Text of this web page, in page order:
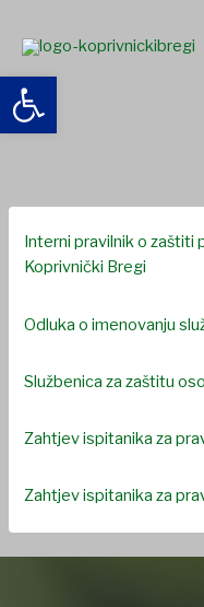
Open toolbar
content
Zaštita osobnih podataka
Interni pravilnik o
Koprivnički Bregi
Odluka o imenovanju
Službenica za zaštitu
Zahtjev ispitanika za
Zahtjev ispitanika za